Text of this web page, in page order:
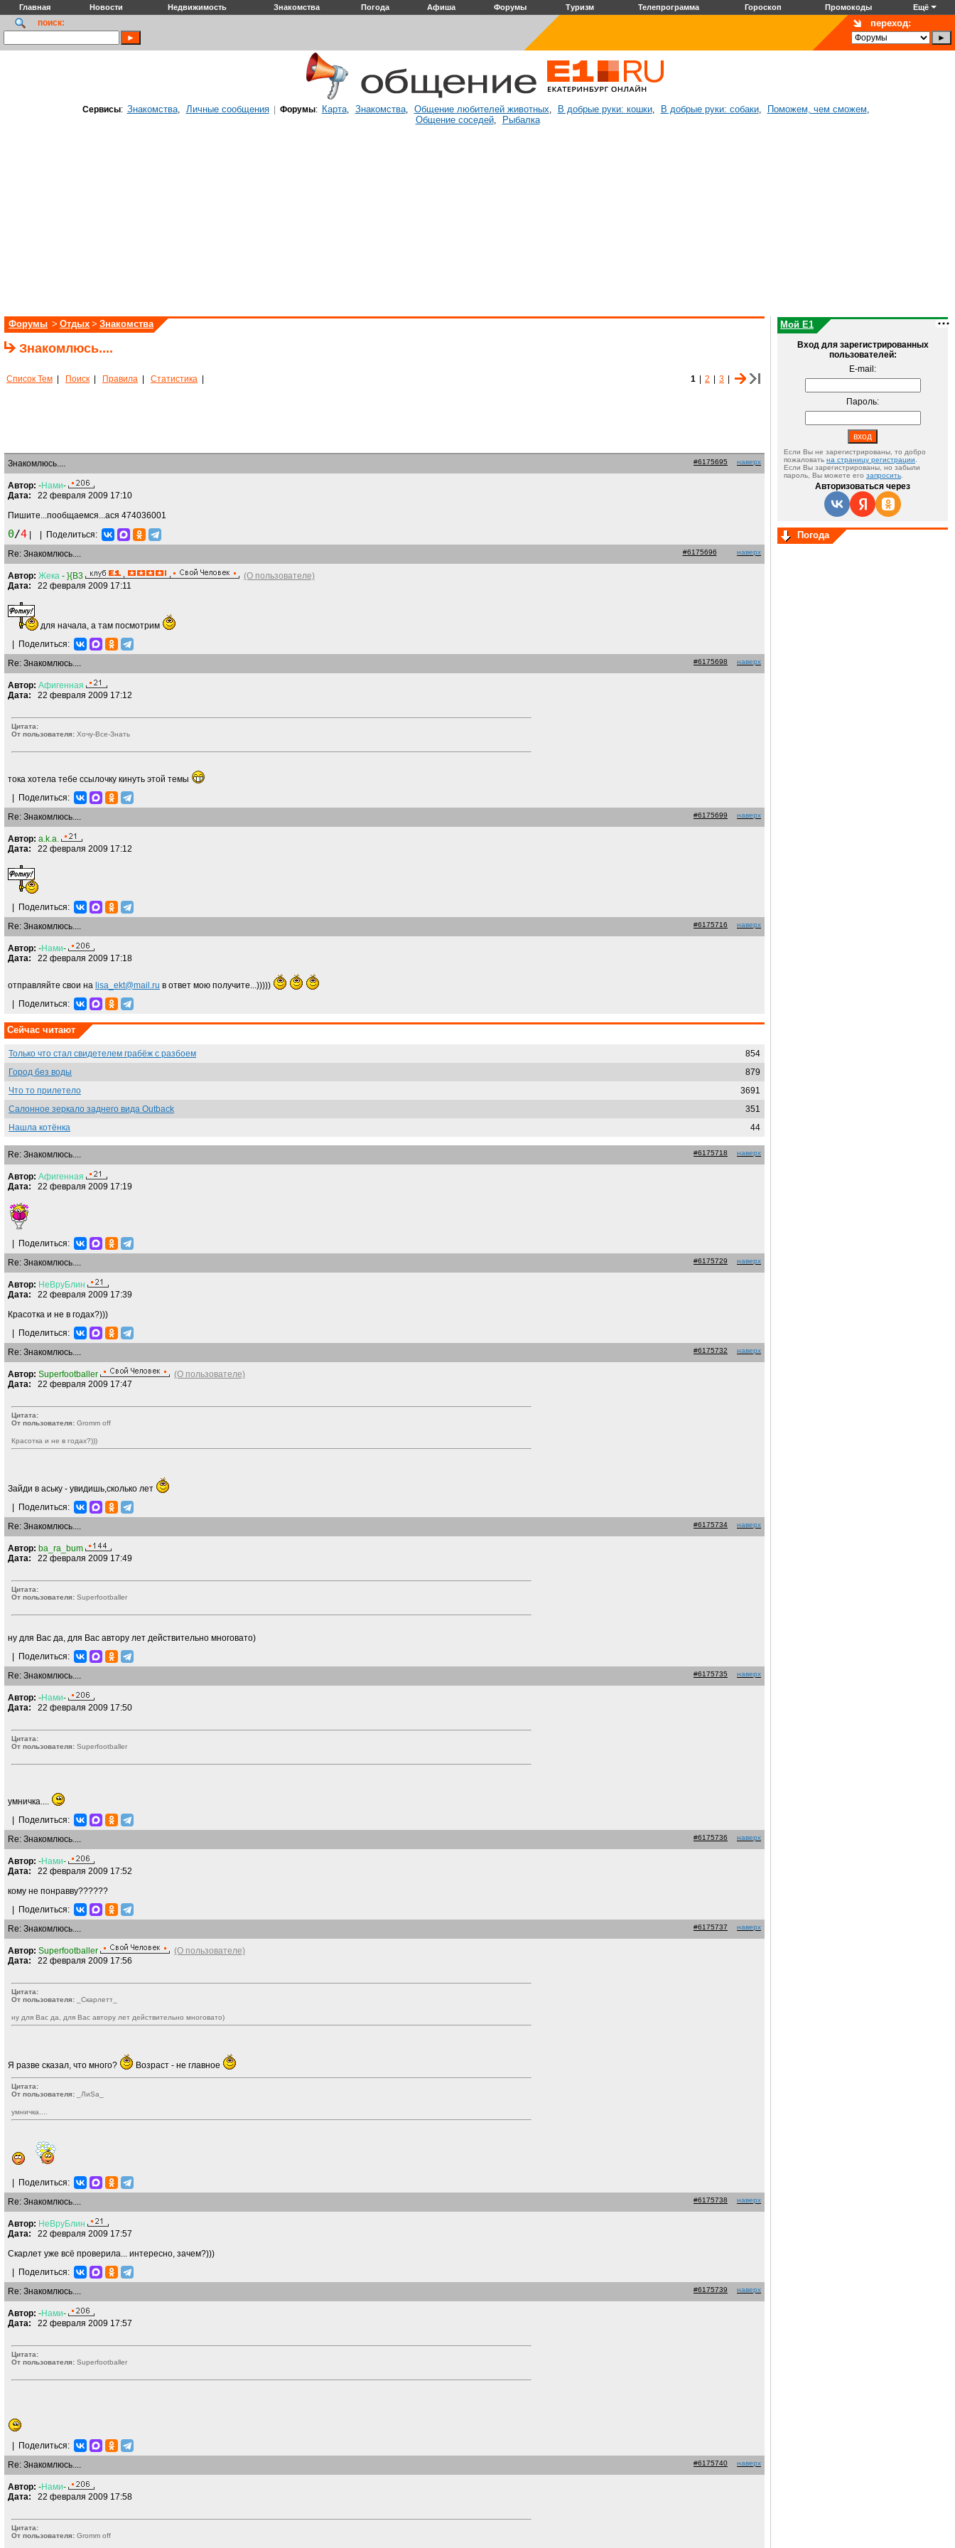
Главная Новости Недвижимость Знакомства Погода Афиша Форумы Туризм Телепрограмма Гороскоп Промокоды Ещё
поиск: переход:
Сервисы: Знакомства, Личные сообщения| Форумы: Карта, Знакомства, Общение любителей животных, В добрые руки: кошки, В добрые руки: собаки, Поможем, чем сможем,
Общение соседей, Рыбалка
Форумы > Отдых > Знакомства
Знакомлюсь....
Список Тем Поиск Правила Статистика 1 2 3
Знакомлюсь.... #6175695 наверх
Автор: -Нами-
Дата: 22 февраля 2009 17:10
Пишите...пообщаемся...ася 474036001
0/4
Поделиться:
Re: Знакомлюсь....
#6175696 наверх
Автор: Жека - }{B3
(О пользователе)
Дата: 22 февраля 2009 17:11
для начала, а там посмотрим
Поделиться:
Re: Знакомлюсь....
#6175698 наверх
Автор: Афигенная
Дата: 22 февраля 2009 17:12
Цитата:
От пользователя: Хочу-Все-Знать
тока хотела тебе ссылочку кинуть этой темы
Поделиться:
Re: Знакомлюсь....
#6175699 наверх
Автор: a.k.a.
Дата: 22 февраля 2009 17:12
Поделиться:
Re: Знакомлюсь....
#6175716 наверх
Автор: -Нами-
Дата: 22 февраля 2009 17:18
отправляйте свои на lisa_ekt@mail.ru в ответ мою получите...)))))
Поделиться:
Сейчас читают
Только что стал свидетелем грабёж с разбоем
854
Город без воды
879
Что то прилетело
3691
Салонное зеркало заднего вида Outback
351
Нашла котёнка
44
Re: Знакомлюсь.... #6175718 наверх
Автор: Афигенная
Дата: 22 февраля 2009 17:19
Поделиться:
Re: Знакомлюсь....
#6175729 наверх
Автор: НеВруБлин
Дата: 22 февраля 2009 17:39
Красотка и не в годах?)))
Поделиться:
Re: Знакомлюсь....
#6175732 наверх
Автор: Superfootballer
(О пользователе)
Дата: 22 февраля 2009 17:47
Цитата:
От пользователя: Gromm off
Красотка и не в годах?)))
Зайди в аську - увидишь,сколько лет
Поделиться:
Re: Знакомлюсь....
#6175734 наверх
Автор: ba_ra_bum
Дата: 22 февраля 2009 17:49
Цитата:
От пользователя: Superfootballer
ну для Вас да, для Вас автору лет действительно многовато)
Поделиться:
Re: Знакомлюсь....
#6175735 наверх
Автор: -Нами-
Дата: 22 февраля 2009 17:50
Цитата:
От пользователя: Superfootballer
умничка....
Поделиться:
Re: Знакомлюсь....
#6175736 наверх
Автор: -Нами-
Дата: 22 февраля 2009 17:52
кому не понравву??????
Поделиться:
Re: Знакомлюсь....
#6175737 наверх
Автор: Superfootballer
(О пользователе)
Дата: 22 февраля 2009 17:56
Цитата:
От пользователя: _Скарлетт_
ну для Вас да, для Вас автору лет действительно многовато)
Я разве сказал, что много? Возраст - не главное
Цитата:
От пользователя: _ЛиSа_
умничка....
Поделиться:
Re: Знакомлюсь....
#6175738 наверх
Автор: НеВруБлин
Дата: 22 февраля 2009 17:57
Скарлет уже всё проверила... интересно, зачем?)))
Поделиться:
Re: Знакомлюсь....
#6175739 наверх
Автор: -Нами-
Дата: 22 февраля 2009 17:57
Цитата:
От пользователя: Superfootballer
Поделиться:
Re: Знакомлюсь....
#6175740 наверх
Автор: -Нами-
Дата: 22 февраля 2009 17:58
Цитата:
От пользователя: Gromm off
Мой E1
Вход для зарегистрированных
пользователей:
E-mail:
Пароль:
Если Вы не зарегистрированы, то добро
пожаловать на страницу регистрации
Если Вы зарегистрированы, но забыли
пароль, Вы можете его запросить
Авторизоваться через
Погода